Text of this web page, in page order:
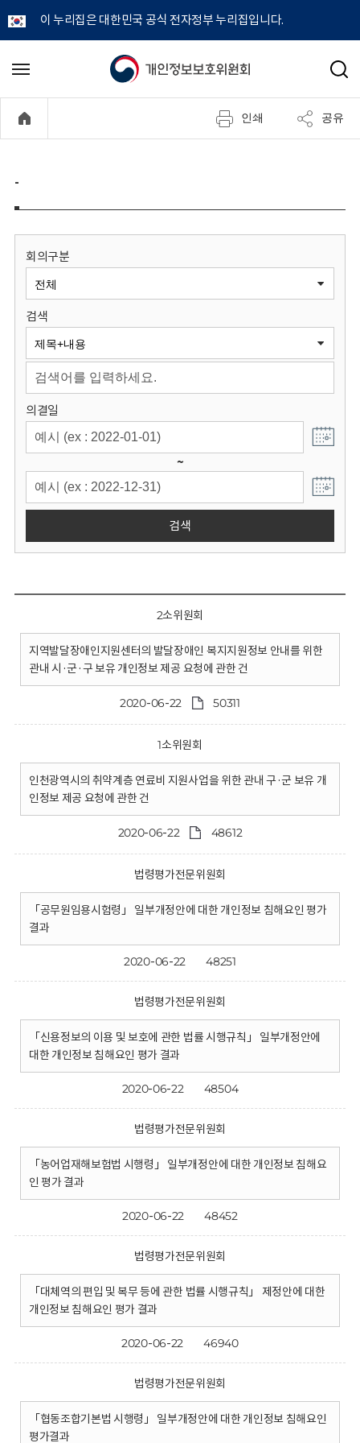
이 누리집은 대한민국 공식 전자정부 누리집입니다.
개
정
보
원
회
메
기
검
인쇄 공유
-
회의구분
검색
의결일
~
검색
2소위원회
지역발달장애인지원센터의 발달장애인 복지지원정보 안내를 위한
관내 시·군·구 보유 개인정보 제공 요청에 관한 건
2020-06-22 50311
1소위원회
인천광역시의 취약계층 연료비 지원사업을 위한 관내 구·군 보유 개
인정보 제공 요청에 관한 건
2020-06-22 48612
법령평가전문위원회
「공무원임용시험령」 일부개정안에 대한 개인정보 침해요인 평가
결과
2020-06-22 48251
법령평가전문위원회
「신용정보의 이용 및 보호에 관한 법률 시행규칙」 일부개정안에
대한 개인정보 침해요인 평가 결과
2020-06-22 48504
법령평가전문위원회
「농어업재해보험법 시행령」 일부개정안에 대한 개인정보 침해요
인 평가 결과
2020-06-22 48452
법령평가전문위원회
「대체역의 편입 및 복무 등에 관한 법률 시행규칙」 제정안에 대한
개인정보 침해요인 평가 결과
2020-06-22 46940
법령평가전문위원회
「협동조합기본법 시행령」 일부개정안에 대한 개인정보 침해요인
평가결과